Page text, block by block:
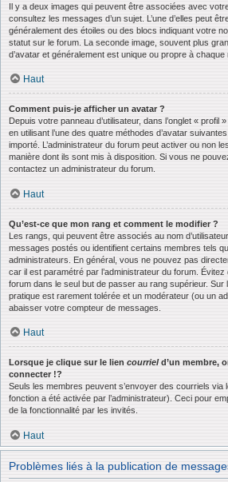
Il y a deux images qui peuvent être associées avec
consultez les messages d’un sujet. L’une d’elles peut
généralement des étoiles ou des blocs indiquant votre
statut sur le forum. La seconde image, souvent plus
d’avatar et généralement est unique ou propre à chaque
Haut
Comment puis-je afficher un avatar ?
Depuis votre panneau d’utilisateur, dans l’onglet « profil
en utilisant l’une des quatre méthodes d’avatar
importé. L’administrateur du forum peut activer ou non
manière dont ils sont mis à disposition. Si vous ne
contactez un administrateur du forum.
Haut
Qu’est-ce que mon rang et comment le modifier ?
Les rangs, qui peuvent être associés au nom
messages postés ou identifient certains membres tels
administrateurs. En général, vous ne pouvez pas
car il est paramétré par l’administrateur du forum.
forum dans le seul but de passer au rang supérieur. Sur
pratique est rarement tolérée et un modérateur (ou un
abaisser votre compteur de messages.
Haut
Lorsque je clique sur le lien courrield’un membre,
connecter !?
Seuls les membres peuvent s’envoyer des courriels via
fonction a été activée par l’administrateur). Ceci pour
de la fonctionnalité par les invités.
Haut
Problèmes liés à la publication de